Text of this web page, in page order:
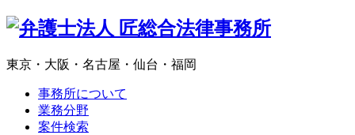
東京・大阪・名古屋・仙台・福岡
事務所について
業務分野
案件検索